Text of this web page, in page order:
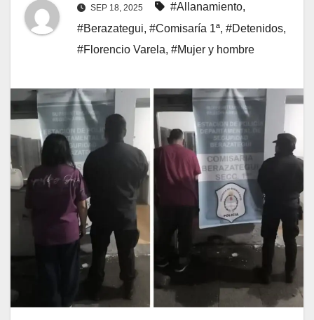
SEP 18, 2025 #Allanamiento,
#Berazategui, #Comisaría 1ª, #Detenidos,
#Florencio Varela, #Mujer y hombre